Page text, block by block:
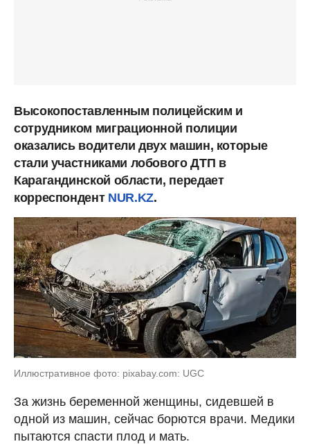
Высокопоставленным полицейским и
сотрудником миграционной полиции
оказались водители двух машин, которые
стали участниками лобового ДТП в
Карагандинской области, передает
корреспондент NUR.KZ.
Иллюстративное фото: pixabay.com: UGC
За жизнь беременной женщины, сидевшей в
одной из машин, сейчас борются врачи. Медики
пытаются спасти плод и мать.